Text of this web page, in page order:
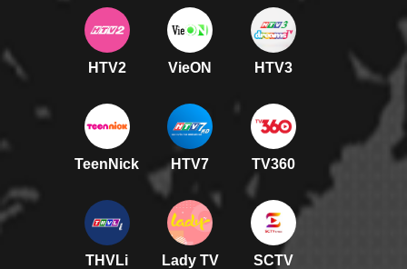
HTV2 VieON HTV3
TeenNick HTV7 TV360
THVLi Lady TV
SCTV